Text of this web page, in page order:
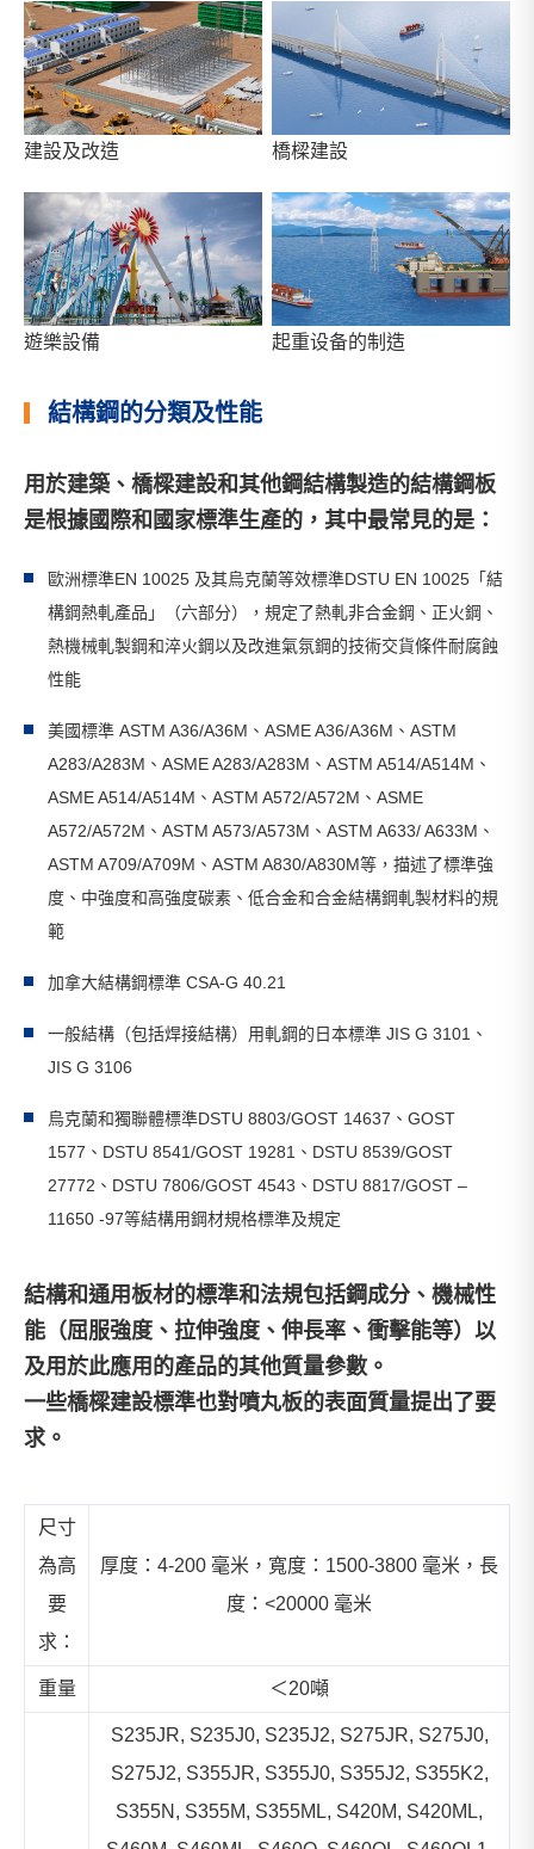
建設及改造 橋樑建設
遊樂設備 起重设备的制造
結構鋼的分類及性能
用於建築、橋樑建設和其他鋼結構製造的結構鋼板
是根據國際和國家標準生產的，其中最常見的是：
歐洲標準EN 10025 及其烏克蘭等效標準DSTU EN 10025「結
構鋼熱軋產品」（六部分），規定了熱軋非合金鋼、正火鋼、
熱機械軋製鋼和淬火鋼以及改進氣氛鋼的技術交貨條件耐腐蝕
性能
美國標準 ASTM A36/A36M、ASME A36/A36M、ASTM
A283/A283M、ASME A283/A283M、ASTM A514/A514M、
ASME A514/A514M、ASTM A572/A572M、ASME
A572/A572M、ASTM A573/A573M、ASTM A633/ A633M、
ASTM A709/A709M、ASTM A830/A830M等，描述了標準強
度、中強度和高強度碳素、低合金​​和合金結構鋼軋製材料的規
範
加拿大結構鋼標準 CSA-G 40.21
一般結構（包括焊接結構）用軋鋼的日本標準 JIS G 3101、
JIS G 3106
烏克蘭和獨聯體標準DSTU 8803/GOST 14637、GOST
1577、DSTU 8541/GOST 19281、DSTU 8539/GOST
27772、DSTU 7806/GOST 4543、DSTU 8817/GOST –
11650 -97等結構用鋼材規格標準及規定
結構和通用板材的標準和法規包括鋼成分、機械性
能（屈服強度、拉伸強度、伸長率、衝擊能等）以
及用於此應用的產品的其他質量參數。
一些橋樑建設標準也對噴丸板的表面質量提出了要
求。
尺寸
為高
要
求：
厚度：4-200 毫米，寬度：1500-3800 毫米，長
度：<20000 毫米
重量 ＜20噸
S235JR, S235J0, S235J2, S275JR, S275J0,
S275J2, S355JR, S355J0, S355J2, S355K2,
S355N, S355M, S355ML, S420M, S420ML,